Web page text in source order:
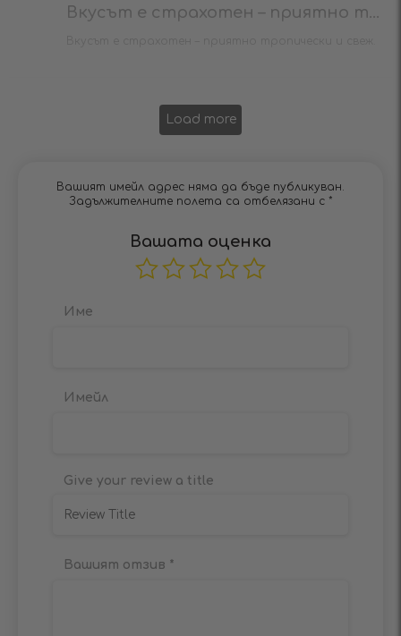
Вкусът е страхотен – приятно т...
Load more
Вашият имейл адрес няма да бъде публикуван.
Задължителните полета са отбелязани с *
Give your review a title
Вашата оценка
Вашият отзив *
Име
Имейл